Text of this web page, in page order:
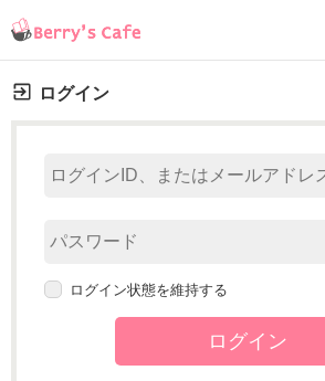
ログイン
ログイン状態を維持する